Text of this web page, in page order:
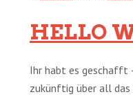
HELLO
Ihr habt es geschafft
zukünftig über all das